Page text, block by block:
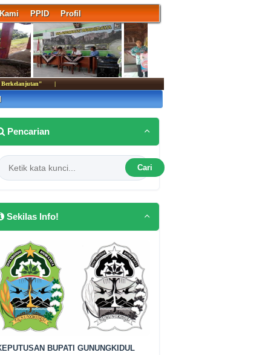
PPID Profil
Pencarian
Cari
Sekilas Info!
BUPATI GUNUNGKIDUL